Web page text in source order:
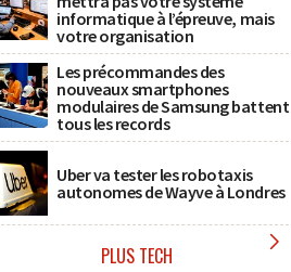
informatique à l’épreuve, mais
votre organisation
Les précommandes des
nouveaux smartphones
modulaires de Samsung battent
tous les records
Uber va tester les robotaxis
autonomes de Wayve à Londres
PLUS TECH 